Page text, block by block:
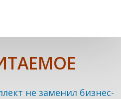
не заменил бизнес-